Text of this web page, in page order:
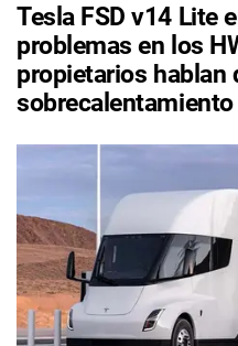
Tesla FSD v14 Lite
problemas en los
propietarios hablan